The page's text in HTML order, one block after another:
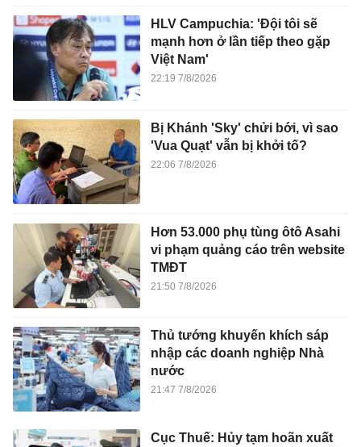
HLV Campuchia: 'Đội tôi sẽ
mạnh hơn ở lần tiếp theo gặp
Việt Nam'
22:19 7/8/2026
Bị Khánh 'Sky' chửi bới, vì sao
'Vua Quạt' vẫn bị khởi tố?
22:06 7/8/2026
Hơn 53.000 phụ tùng ôtô Asahi
vi phạm quảng cáo trên website
TMĐT
21:50 7/8/2026
Thủ tướng khuyến khích sáp
nhập các doanh nghiệp Nhà
nước
21:47 7/8/2026
Cục Thuế: Hủy tạm hoãn xuất